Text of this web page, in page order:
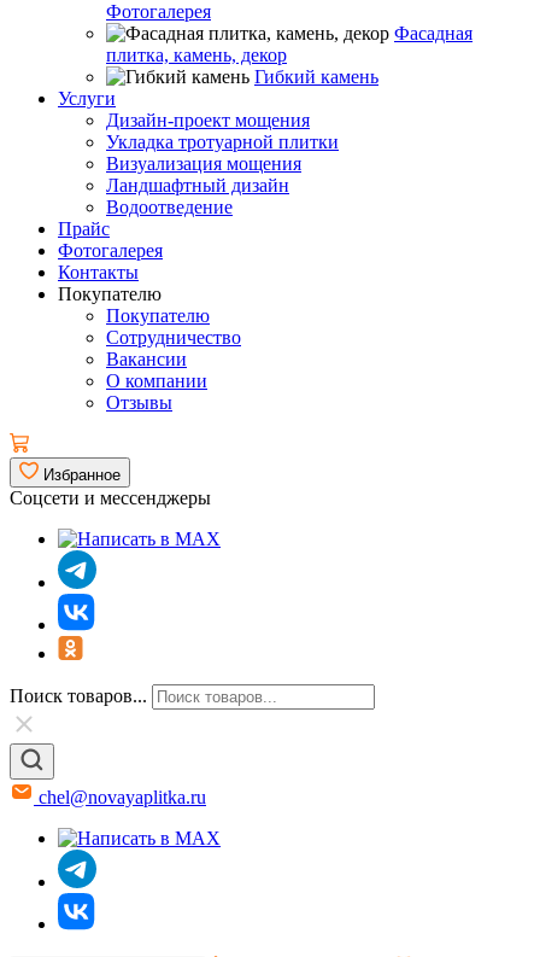
Фотогалерея
Фасадная
плитка, камень, декор
Гибкий камень
Услуги
Дизайн-проект мощения
Укладка тротуарной плитки
Визуализация мощения
Ландшафтный дизайн
Водоотведение
Прайс
Фотогалерея
Контакты
Покупателю
Покупателю
Сотрудничество
Вакансии
О компании
Отзывы
Избранное
Соцсети и мессенджеры
Поиск товаров...
chel@novayaplitka.ru